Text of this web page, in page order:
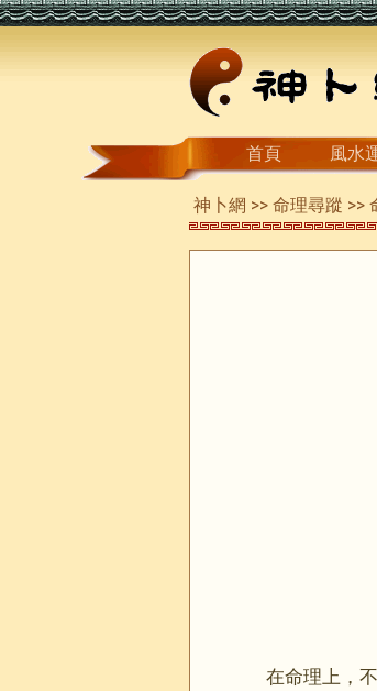
首頁 風水
神卜網 >> 命理尋蹤 >>
在命理上，